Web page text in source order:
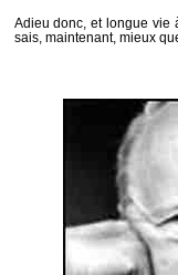
Adieu donc, et longue vie
sais, maintenant, mieux